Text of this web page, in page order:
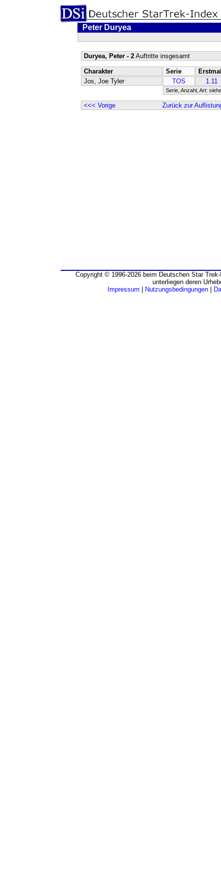
Peter Duryea
Duryea, Peter - 2Auftritte insgesamt
Charakter Serie
Jos, Joe Tyler
TOS 1.11
Serie, Anzahl, Art:
<<< Vorige Zurück zur
Copyright © 1996-2026 beim Deutschen Star
unterliegen deren
Impressum
Nutzungsbedingungen